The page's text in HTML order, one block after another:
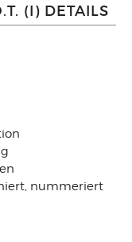
(I) DETAILS
nummeriert